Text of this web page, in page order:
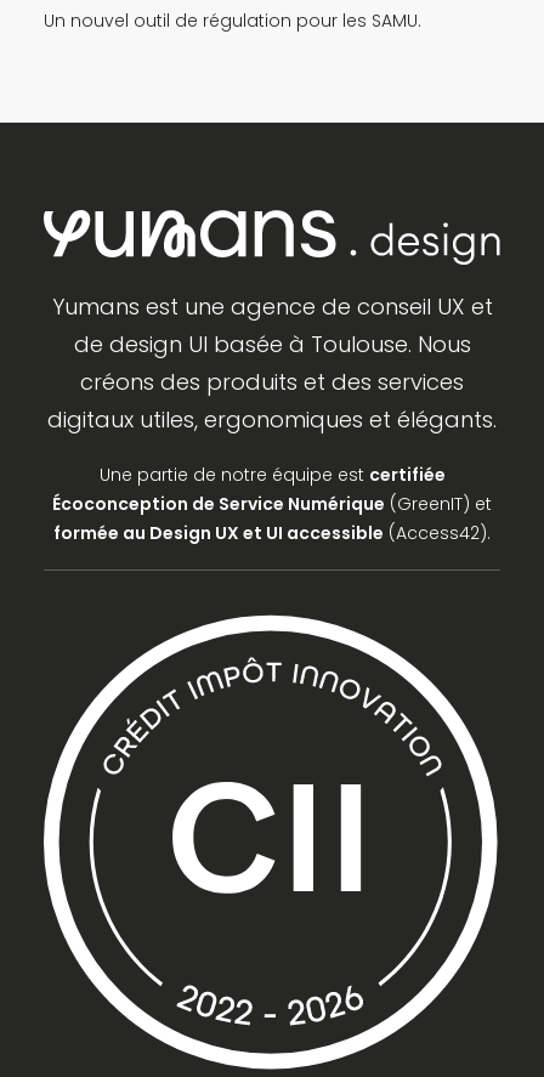
Un nouvel outil de régulation pour les SAMU.
Yumans est une agence de conseil UX et
de design UI basée à Toulouse. Nous
créons des produits et des services
digitaux utiles, ergonomiques et élégants.
Une partie de notre équipe est certifiée
Écoconception de Service Numérique (GreenIT) et
formée au Design UX et UI accessible (Access42).